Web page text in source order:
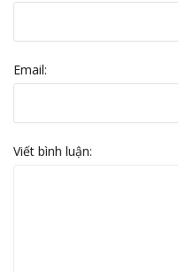
Email:
Viết bình luận: